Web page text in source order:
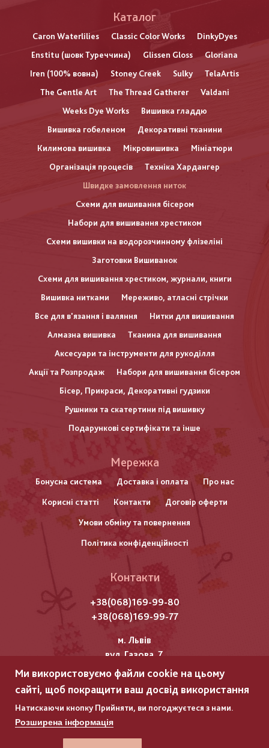
Каталог
Caron Waterlilies Classic Color Works
DinkyDyes
Enstitu (шовк Туреччина)
Glissen Gloss
Gloriana
Iren (100% вовна)
Stoney Creek Sulky
TelaArtis
The Gentle Art
The Thread Gatherer
Valdani
Weeks Dye Works
Вишивка гладдю
Вишивка гобеленом
Декоративні тканини
Килимова вишивка
Мікровишивка
Мініатюри
Організація процесів
Техніка Хардангер
Швидке замовлення ниток
Схеми для вишивання бісером
Набори для вишивання хрестиком
Схеми вишивки на водорозчинному флізеліні
Заготовки Вишиванок
Схеми для вишивання хрестиком, журнали, книги
Вишивка нитками
Мереживо, атласні стрічки
Все для в'язання і валяння
Нитки для вишивання
Алмазна вишивка
Тканина для вишивання
Аксесуари та інструменти для рукоділля
Акції та Розпродаж
Набори для вишивання бісером
Бісер, Прикраси, Декоративні гудзики
Рушники та скатертини під вишивку
Подарункові сертифікати та інше
нижнього
колонтитулу
Мережка
Бонусна система Доставка і оплата Про нас
Корисні статті Контакти Договір оферти
Умови обміну та повернення
Політика конфіденційності
Контакти
+38(068)169-99-80
+38(068)169-99-77
м. Львів
вул. Газова, 7
Всі права захищені "Мережка"
Copyright © 2025
Ми використовуємо файли cookie на цьому
сайті, щоб покращити ваш досвід використання
Натискаючи кнопку Прийняти, ви погоджуєтеся з нами.
Розширена інформація